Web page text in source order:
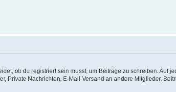
ob du registriert sein musst, um Beiträge zu schreiben. Auf
Private Nachrichten, E-Mail-Versand an andere Mitglieder,